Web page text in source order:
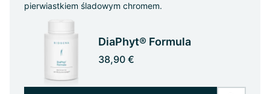
pierwiastkiem śladowym chromem.
DiaPhyt® Formula
38,90 €